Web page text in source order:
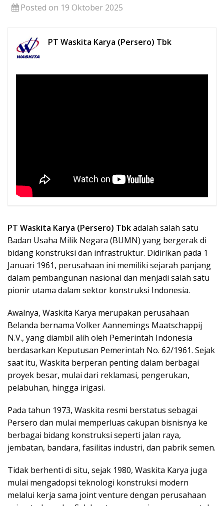
Posted on 19 Oktober 2025
PT Waskita Karya (Persero) Tbk
PT Waskita Karya (Persero) Tbkadalah salah satu
Badan Usaha Milik Negara (BUMN) yang bergerak di
bidang konstruksi dan infrastruktur. Didirikan pada 1
Januari 1961, perusahaan ini memiliki sejarah panjang
dalam pembangunan nasional dan menjadi salah satu
pionir utama dalam sektor konstruksi Indonesia.
Awalnya, Waskita Karya merupakan perusahaan
Belanda bernama Volker Aannemings Maatschappij
N.V., yang diambil alih oleh Pemerintah Indonesia
berdasarkan Keputusan Pemerintah No. 62/1961. Sejak
saat itu, Waskita berperan penting dalam berbagai
proyek besar, mulai dari reklamasi, pengerukan,
pelabuhan, hingga irigasi.
Pada tahun 1973, Waskita resmi berstatus sebagai
Persero dan mulai memperluas cakupan bisnisnya ke
berbagai bidang konstruksi seperti jalan raya,
jembatan, bandara, fasilitas industri, dan pabrik semen.
Tidak berhenti di situ, sejak 1980, Waskita Karya juga
mulai mengadopsi teknologi konstruksi modern
melalui kerja sama joint venture dengan perusahaan